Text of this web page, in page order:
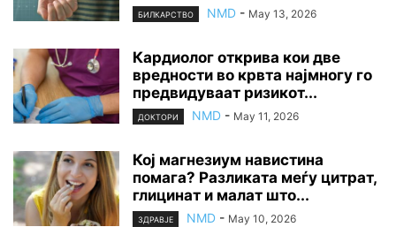
БИЛКАРСТВО NMD - May 13, 2026
Кардиолог открива кои две
вредности во крвта најмногу го
предвидуваат ризикот...
ДОКТОРИ NMD - May 11, 2026
Кој магнезиум навистина
помага? Разликата меѓу цитрат,
глицинат и малат што...
ЗДРАВЈЕ NMD - May 10, 2026